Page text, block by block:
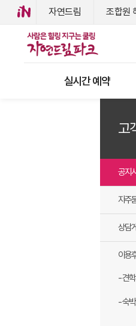
자연드림 조합원
실시간 예약
고
공지
자주
상담
이용
- 견
- 숙박